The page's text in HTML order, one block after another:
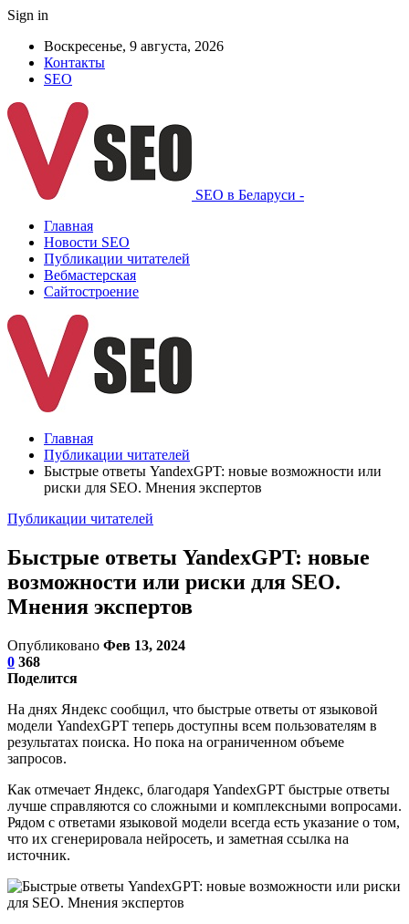
Sign in
Воскресенье, 9 августа, 2026
Контакты
SEO
SEO в Беларуси -
Главная
Новости SEO
Публикации читателей
Вебмастерская
Сайтостроение
Главная
Публикации читателей
Быстрые ответы YandexGPT: новые возможности или
риски для SEO. Мнения экспертов
Публикации читателей
Быстрые ответы YandexGPT: новые
возможности или риски для SEO.
Мнения экспертов
Опубликовано Фев 13, 2024
0 368
Поделится
На днях Яндекс сообщил, что быстрые ответы от языковой
модели YandexGPT теперь доступны всем пользователям в
результатах поиска. Но пока на ограниченном объеме
запросов.
Как отмечает Яндекс, благодаря YandexGPT быстрые ответы
лучше справляются со сложными и комплексными вопросами.
Рядом с ответами языковой модели всегда есть указание о том,
что их сгенерировала нейросеть, и заметная ссылка на
источник.